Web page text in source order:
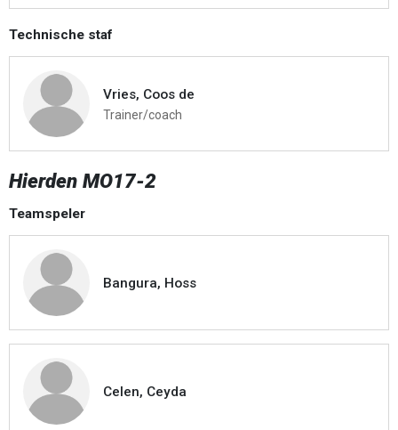
Technische staf
Vries, Coos de
Trainer/coach
Hierden MO17-2
Teamspeler
Bangura, Hoss
Celen, Ceyda